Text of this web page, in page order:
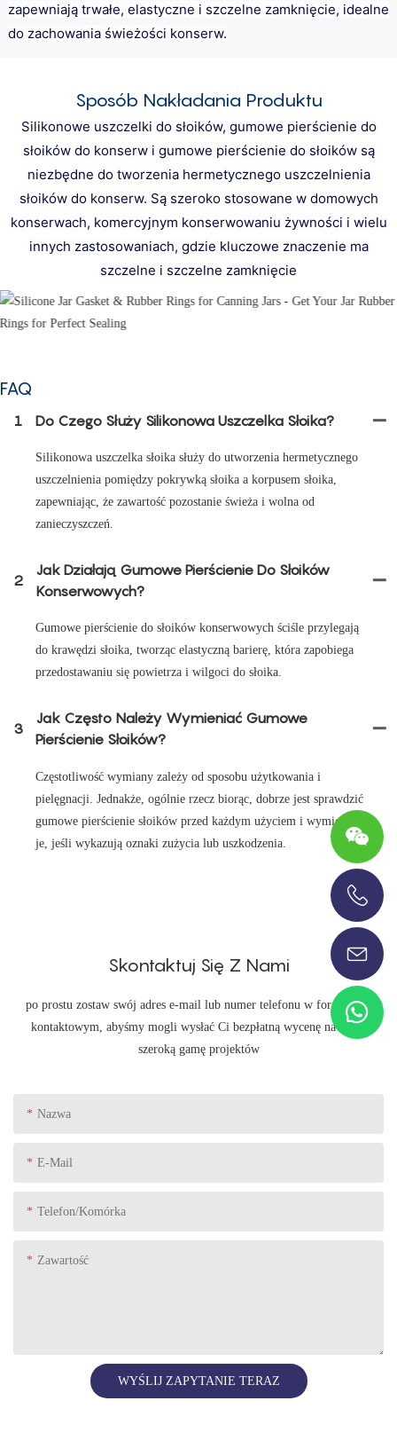
zapewniają trwałe, elastyczne i szczelne zamknięcie, idealne
do zachowania świeżości konserw.
Sposób Nakładania Produktu
Silikonowe uszczelki do słoików, gumowe pierścienie do
słoików do konserw i gumowe pierścienie do słoików są
niezbędne do tworzenia hermetycznego uszczelnienia
słoików do konserw. Są szeroko stosowane w domowych
konserwach, komercyjnym konserwowaniu żywności i wielu
innych zastosowaniach, gdzie kluczowe znaczenie ma
szczelne i szczelne zamknięcie
FAQ
1 Do Czego Służy Silikonowa Uszczelka Słoika?
Silikonowa uszczelka słoika służy do utworzenia hermetycznego
uszczelnienia pomiędzy pokrywką słoika a korpusem słoika,
zapewniając, że zawartość pozostanie świeża i wolna od
zanieczyszczeń.
2
Jak Działają Gumowe Pierścienie Do Słoików
Konserwowych?
Gumowe pierścienie do słoików konserwowych ściśle przylegają
do krawędzi słoika, tworząc elastyczną barierę, która zapobiega
przedostawaniu się powietrza i wilgoci do słoika.
3
Jak Często Należy Wymieniać Gumowe
Pierścienie Słoików?
Częstotliwość wymiany zależy od sposobu użytkowania i
pielęgnacji. Jednakże, ogólnie rzecz biorąc, dobrze jest sprawdzić
gumowe pierścienie słoików przed każdym użyciem i wymienić
je, jeśli wykazują oznaki zużycia lub uszkodzenia.
Skontaktuj Się Z Nami
po prostu zostaw swój adres e-mail lub numer telefonu w formularzu
kontaktowym, abyśmy mogli wysłać Ci bezpłatną wycenę na naszą
szeroką gamę projektów
Nazwa
E-Mail
Telefon/komórka
Zawartość
WYŚLIJ ZAPYTANIE TERAZ